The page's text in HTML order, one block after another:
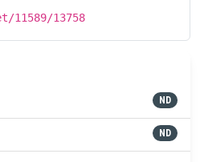
13758
ND
ND